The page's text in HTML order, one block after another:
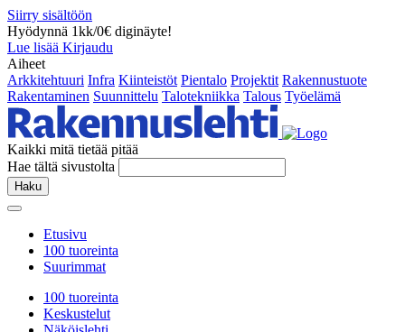
Siirry sisältöön
Hyödynnä 1kk/0€ diginäyte!
Lue lisää Kirjaudu
Aiheet
Arkkitehtuuri Infra Kiinteistöt Pientalo Projektit Rakennustuote
Rakentaminen Suunnittelu Talotekniikka Talous Työelämä
Kaikki mitä tietää pitää
Hae tältä sivustolta
Haku
Etusivu
100 tuoreinta
Suurimmat
100 tuoreinta
Keskustelut